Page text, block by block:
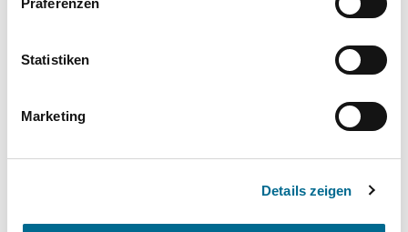
Präferenzen
Statistiken
Marketing
Details zeigen
Schnelle Verfügbarkeit
Flexible Laufzeiten ✔ - -
- -